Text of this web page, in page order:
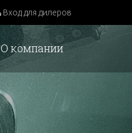
Вход для дилеров
О компании